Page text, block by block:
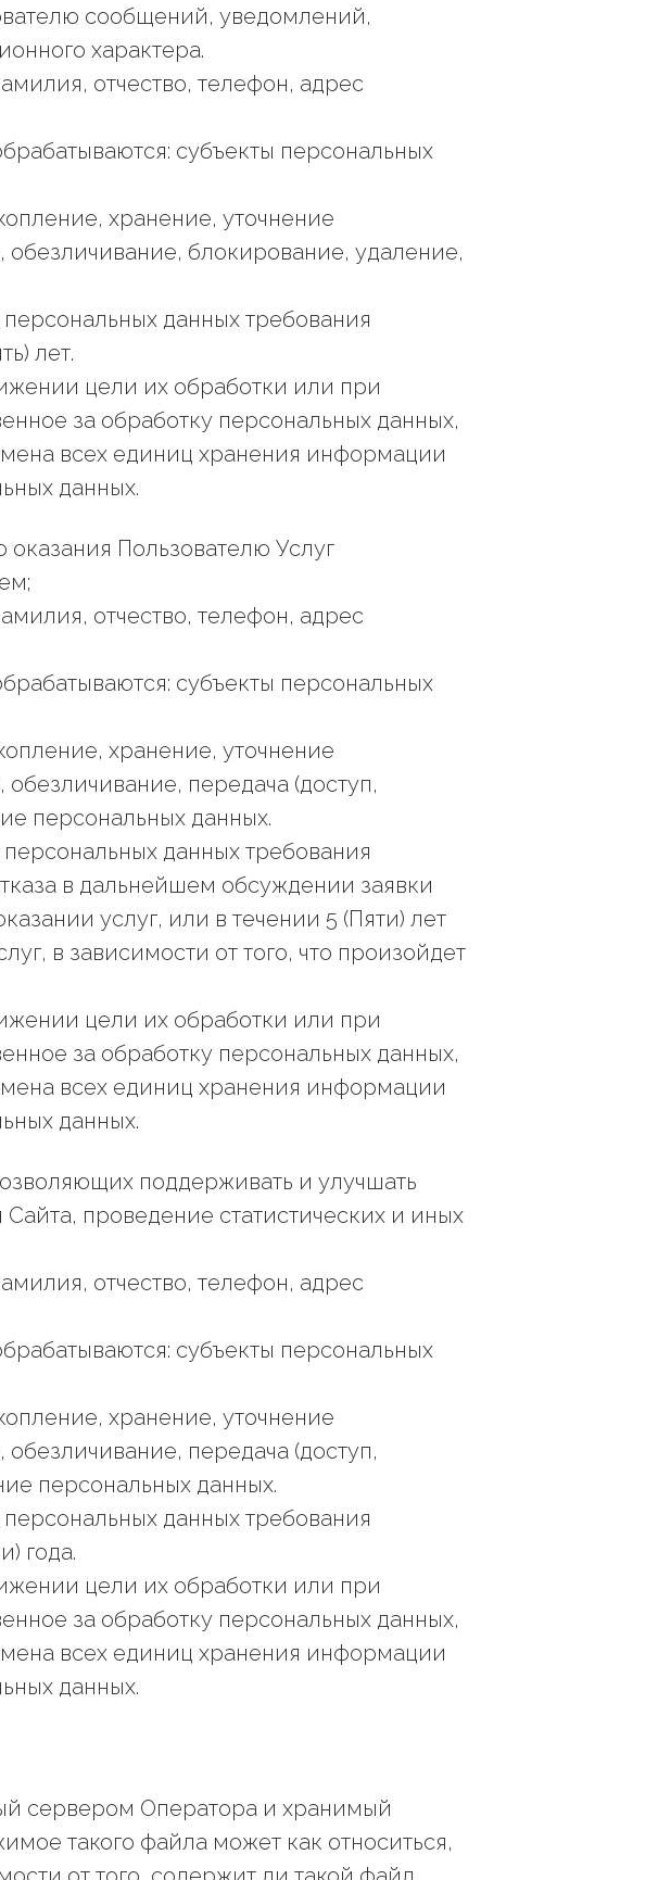
сообщений, уведомлений,
характера.
отчество, телефон, адрес
субъекты персональных
хранение, уточнение
блокирование, удаление,
данных требования
лет.
цели их обработки или при
за обработку персональных данных,
всех единиц хранения информации
данных.
Пользователю Услуг
отчество, телефон, адрес
субъекты персональных
хранение, уточнение
передача (доступ,
персональных данных.
данных требования
в дальнейшем обсуждении заявки
услуг, или в течении 5 (Пяти) лет
в зависимости от того, что произойдет
цели их обработки или при
за обработку персональных данных,
всех единиц хранения информации
данных.
поддерживать и улучшать
проведение статистических и иных
отчество, телефон, адрес
субъекты персональных
хранение, уточнение
передача (доступ,
персональных данных.
данных требования
года.
цели их обработки или при
за обработку персональных данных,
всех единиц хранения информации
данных.
сервером Оператора и хранимый
такого файла может как относиться,